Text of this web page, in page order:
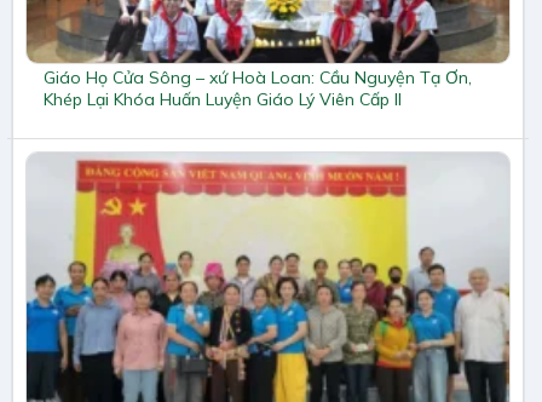
Giáo Họ Cửa Sông – xứ Hoà Loan: Cầu Nguyện Tạ Ơn,
Khép Lại Khóa Huấn Luyện Giáo Lý Viên Cấp II